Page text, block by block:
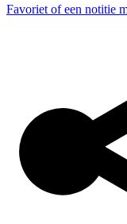
Favoriet of een notitie